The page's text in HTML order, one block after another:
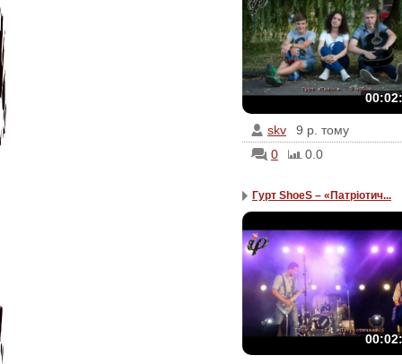
skv
9 р. тому
0
0.0
Гурт ShoeS – «Патріотич...